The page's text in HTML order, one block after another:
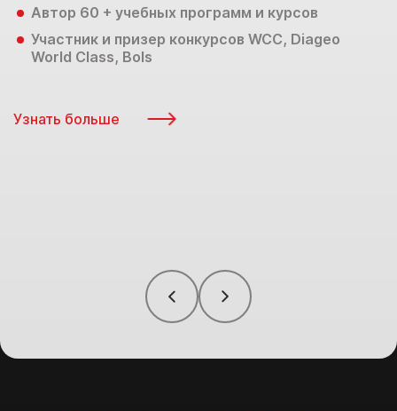
Автор 60 + учебных программ и курсов
Участник и призер конкурсов WCC, Diageo
World Class, Bols
Узнать больше